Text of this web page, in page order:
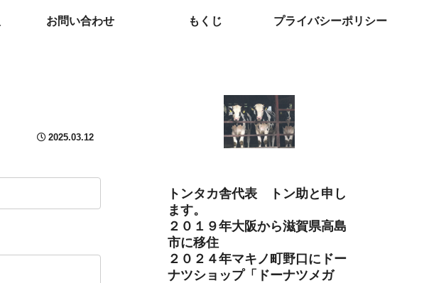
お問い合わせ もくじ プライバシーポリシー
2025.03.12
トンタカ舎代表 トン助と申し
ます。
２０１９年大阪から滋賀県高島
市に移住
２０２４年マキノ町野口にドー
ナツショップ「ドーナツメガ